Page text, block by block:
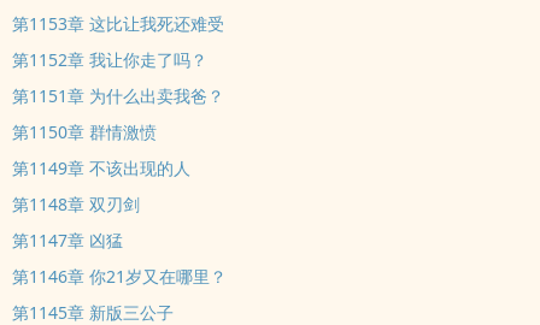
第1153章 这比让我死还难受
第1152章 我让你走了吗？
第1151章 为什么出卖我爸？
第1150章 群情激愤
第1149章 不该出现的人
第1148章 双刃剑
第1147章 凶猛
第1146章 你21岁又在哪里？
第1145章 新版三公子